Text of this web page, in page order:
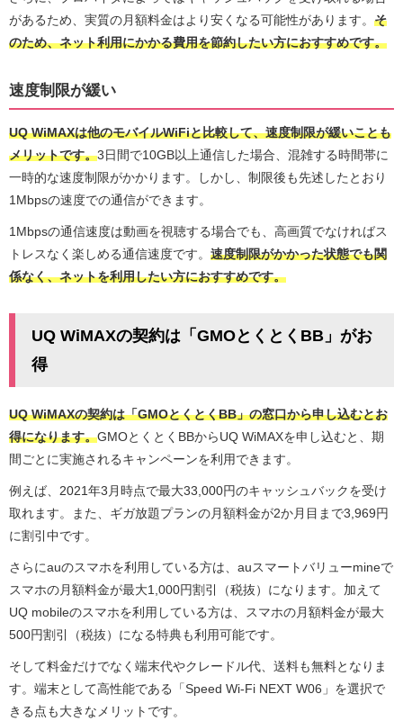
があるため、実質の月額料金はより安くなる可能性があります。 そ
のため、ネット利用にかかる費用を節約したい方におすすめです。
速度制限が緩い
UQ WiMAXは他のモバイルWiFiと比較して、速度制限が緩いことも
メリットです。3日間で10GB以上通信した場合、混雑する時間帯に
一時的な速度制限がかかります。しかし、制限後も先述したとおり
1Mbpsの速度での通信ができます。
1Mbpsの通信速度は動画を視聴する場合でも、高画質でなければス
トレスなく楽しめる通信速度です。 速度制限がかかった状態でも関
係なく、ネットを利用したい方におすすめです。
UQ WiMAXの契約は「GMOとくとくBB」がお
得
UQ WiMAXの契約は「GMOとくとくBB」の窓口から申し込むとお
得になります。GMOとくとくBBからUQ WiMAXを申し込むと、期
間ごとに実施されるキャンペーンを利用できます。
例えば、2021年3月時点で最大33,000円のキャッシュバックを受け
取れます。また、ギガ放題プランの月額料金が2か月目まで3,969円
に割引中です。
さらにauのスマホを利用している方は、auスマートバリューmineで
スマホの月額料金が最大1,000円割引（税抜）になります。加えて
UQ mobileのスマホを利用している方は、スマホの月額料金が最大
500円割引（税抜）になる特典も利用可能です。
そして料金だけでなく端末代やクレードル代、送料も無料となりま
す。端末として高性能である「Speed Wi-Fi NEXT W06」を選択で
きる点も大きなメリットです。